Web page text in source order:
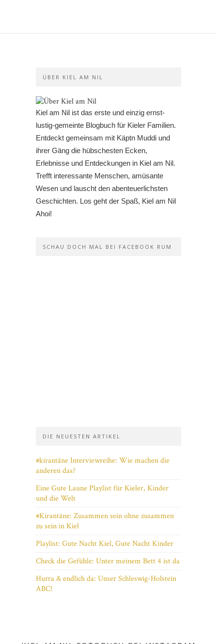
ÜBER KIEL AM NIL
Kiel am Nil ist das erste und einzig ernst-
lustig-gemeinte Blogbuch für Kieler Familien.
Entdeckt gemeinsam mit Käptn Muddi und
ihrer Gäng die hübschesten Ecken,
Erlebnisse und Entdeckungen in Kiel am Nil.
Trefft interessante Menschen, amüsante
Wesen und lauscht den abenteuerlichsten
Geschichten. Los geht der Spaß, Kiel am Nil
Ahoi!
SCHAU DOCH MAL BEI FACEBOOK RUM
DIE NEUESTEN ARTIKEL
#kirantäne Interviewreihe: Wie machen die
anderen das?
Eine Gute Laune Playlist für Kieler, Kinder
und die Welt
#Kirantäne: Zusammen sein ohne zusammen
zu sein in Kiel
Playlist: Gute Nacht Kiel, Gute Nacht Kinder
Check die Gefühle: Unter meinem Bett 4 ist da
Hurra & endlich da: Unser Schleswig-Holstein
ABC!